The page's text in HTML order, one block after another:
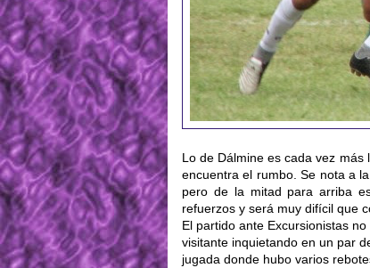
Lo de Dálmine es cada vez
encuentra el rumbo. Se nota a
pero de la mitad para arriba
refuerzos y será muy difícil que
El partido ante Excursionistas
visitante inquietando en un par
jugada donde hubo varios